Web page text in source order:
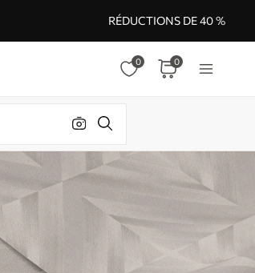
RÉDUCTIONS DE 40 %
0 0